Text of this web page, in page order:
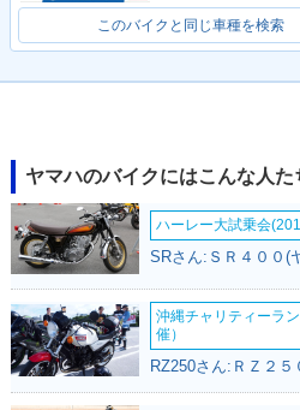
このバイクと同じ車種を検索
ヤマハのバイクにはこんな人
ハーレー大試乗会
SRさん:ＳＲ４００(
沖縄チャリティーラ
催）
RZ250さん:ＲＺ２５